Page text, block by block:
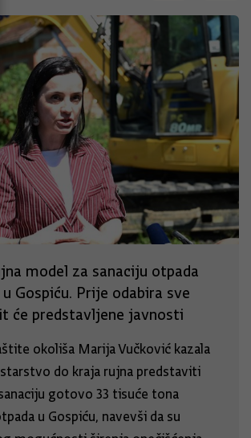
model za sanaciju otpada
Gospiću. Prije odabira sve
će predstavljene javnosti
okoliša Marija Vučković kazala
do kraja rujna predstaviti
gotovo 33 tisuće tona
u Gospiću, navevši da su